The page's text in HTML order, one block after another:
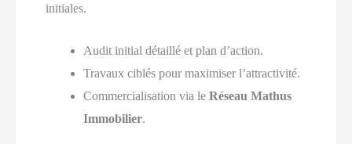
initiales.
Audit initial détaillé et plan d’action.
Travaux ciblés pour maximiser l’attractivité.
Commercialisation via leRéseau Mathus
Immobilier.